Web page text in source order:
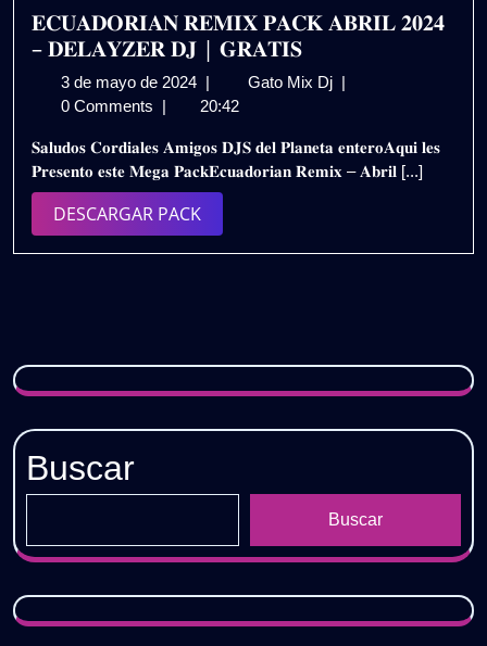
𝗚𝗥𝗔𝗧𝗜𝗦
𝐄𝐂𝐔𝐀𝐃𝐎𝐑𝐈𝐀𝐍 𝐑𝐄𝐌𝐈𝐗 𝐏𝐀𝐂𝐊 𝐀𝐁𝐑𝐈𝐋 𝟐𝟎𝟐𝟒
– 𝐃𝐄𝐋𝐀𝐘𝐙𝐄𝐑 𝐃𝐉 | 𝐆𝐑𝐀𝐓𝐈𝐒
3 de mayo de 2024 3
de
de
2024
Gato Mix Dj 𝐄𝐂𝐔𝐀𝐃𝐎𝐑𝐈𝐀𝐍
𝐀𝐁𝐑𝐈𝐋
𝟐𝟎𝟐𝟒
𝐃𝐉
0 Comments
20:42
𝐒𝐚𝐥𝐮𝐝𝐨𝐬 𝐂𝐨𝐫𝐝𝐢𝐚𝐥𝐞𝐬 𝐀𝐦𝐢𝐠𝐨𝐬 𝐃𝐉𝐒 𝐝𝐞𝐥 𝐏𝐥𝐚𝐧𝐞𝐭𝐚 𝐞𝐧𝐭𝐞𝐫𝐨𝐀𝐪𝐮𝐢 𝐥𝐞𝐬
𝐏𝐫𝐞𝐬𝐞𝐧𝐭𝐨 𝐞𝐬𝐭𝐞 𝐌𝐞𝐠𝐚 𝐏𝐚𝐜𝐤𝐄𝐜𝐮𝐚𝐝𝐨𝐫𝐢𝐚𝐧 𝐑𝐞𝐦𝐢𝐱 – 𝐀𝐛𝐫𝐢𝐥 [...]
DESCARGAR PACKDESCARGAR
PACK
Buscar
Buscar